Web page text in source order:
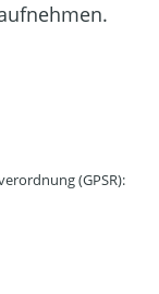
(GPSR):